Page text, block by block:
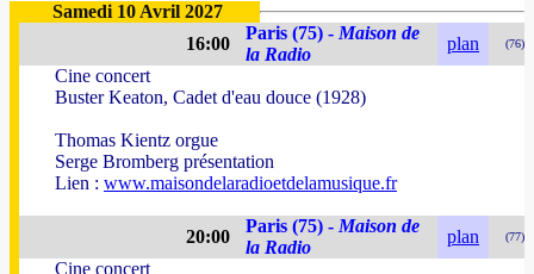
Samedi 10 Avril 2027
16:00
Paris (75) - Maison de
la Radio
plan (76)
Cine concert
Buster Keaton, Cadet d'eau douce (1928)
Thomas Kientz orgue
Serge Bromberg présentation
Lien : www.maisondelaradioetdelamusique.fr
20:00
Paris (75) - Maison de
la Radio
plan (77)
Cine concert